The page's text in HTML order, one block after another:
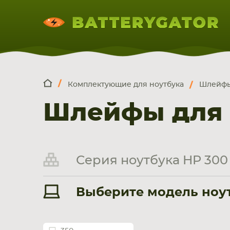
НОУТБУКА
ПЛАНШЕТА
СМАРТФОНА
Комплектующие для ноутбука
Шлейфы для
Серия ноутбука HP 300
Выберите модель